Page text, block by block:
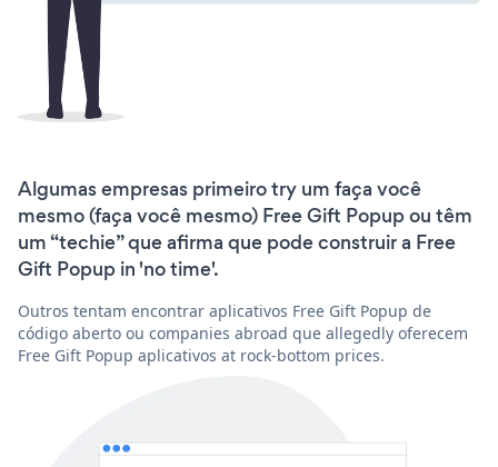
Algumas empresas primeiro try um faça você
mesmo (faça você mesmo) Free Gift Popup ou têm
um “techie” que afirma que pode construir a Free
Gift Popup in 'no time'.
Outros tentam encontrar aplicativos Free Gift Popup de
código aberto ou companies abroad que allegedly oferecem
Free Gift Popup aplicativos at rock-bottom prices.